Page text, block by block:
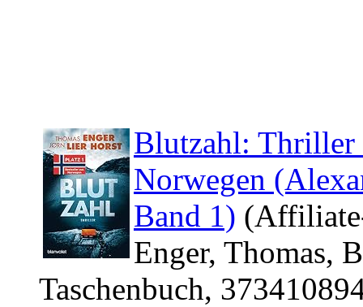
Blutzahl: Thriller
Norwegen
Band 1)
Enger, Thomas,
Taschenbuch,